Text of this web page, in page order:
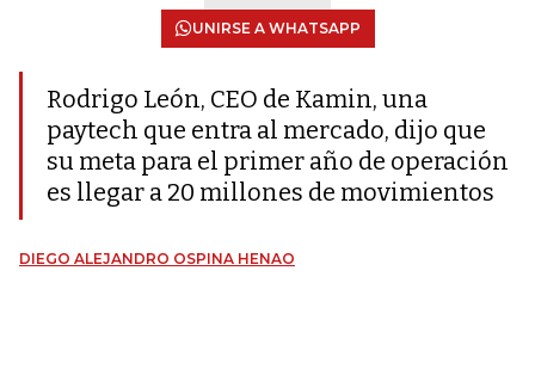
UNIRSE A WHATSAPP
Rodrigo León, CEO de Kamin, una
paytech que entra al mercado, dijo que
su meta para el primer año de operación
es llegar a 20 millones de movimientos
DIEGO ALEJANDRO OSPINA HENAO